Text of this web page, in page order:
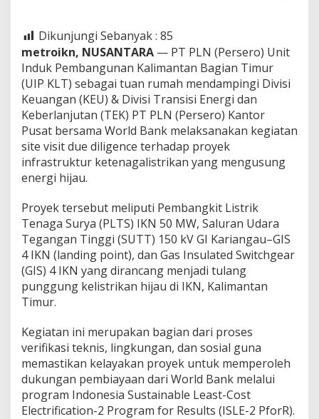
Dikunjungi Sebanyak : 85
metroikn, NUSANTARA — PT PLN (Persero) Unit
Induk Pembangunan Kalimantan Bagian Timur
(UIP KLT) sebagai tuan rumah mendampingi ⁠Divisi
Keuangan (KEU) & Divisi Transisi Energi dan
Keberlanjutan (TEK) PT PLN (Persero) Kantor
Pusat bersama World Bank melaksanakan kegiatan
site visit due diligence terhadap proyek
infrastruktur ketenagalistrikan yang mengusung
energi hijau.
Proyek tersebut meliputi Pembangkit Listrik
Tenaga Surya (PLTS) IKN 50 MW, Saluran Udara
Tegangan Tinggi (SUTT) 150 kV GI Kariangau–GIS
4 IKN (landing point), dan Gas Insulated Switchgear
(GIS) 4 IKN yang dirancang menjadi tulang
punggung kelistrikan hijau di IKN, Kalimantan
Timur.
Kegiatan ini merupakan bagian dari proses
verifikasi teknis, lingkungan, dan sosial guna
memastikan kelayakan proyek untuk memperoleh
dukungan pembiayaan dari World Bank melalui
program Indonesia Sustainable Least-Cost
Electrification-2 Program for Results (ISLE-2 PforR).